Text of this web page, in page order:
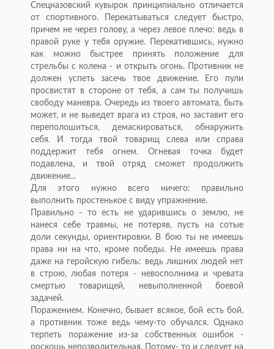
Спецназовский кувырок принципиально отличается
от спортивного. Перекатываться следует быстро,
причем не через голову, а через левое плечо: ведь в
правой руке у тебя оружие. Перекатившись, нужно
как можно быстрее принять положение для
стрельбы с колена - и открыть огонь. Противник не
должен успеть засечь твое движение. Его пули
просвистят в стороне от тебя, а сам ты получишь
свободу маневра. Очередь из твоего автомата, быть
может, и не выведет врага из строя, но заставит его
переполошиться, демаскироваться, обнаружить
себя. И тогда твой товарищ слева или справа
поддержит тебя огнем. Огневая точка будет
подавлена, и твой отряд сможет продолжить
движение...
Для этого нужно всего ничего: правильно
выполнить простенькое с виду упражнение.
Правильно - то есть не ударившись о землю, не
нанеся себе травмы, не потеряв, пусть на сотые
доли секунды, ориентировки. В бою ты не имеешь
права ни на что, кроме победы. Не имеешь права
даже на геройскую гибель: ведь лишних людей нет
в строю, любая потеря - невосполнима и чревата
смертью товарищей, невыполненной боевой
задачей.
Поражением. Конечно, бывает всякое, бой есть бой,
а противник тоже ведь чему-то обучался. Однако
терпеть поражение из-за собственных ошибок -